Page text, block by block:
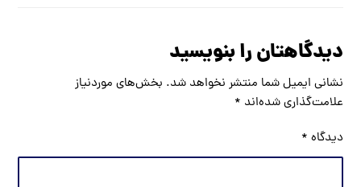
دیدگاهتان را بنویسید
نشانی ایمیل شما منتشر نخواهد شد. بخش‌های موردنیاز
علامت‌گذاری شده‌اند *
دیدگاه *